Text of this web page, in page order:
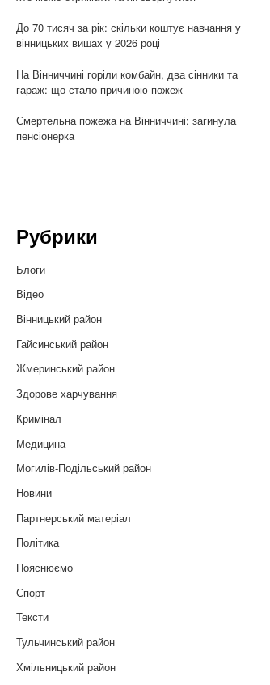
До 70 тисяч за рік: скільки коштує навчання у
вінницьких вишах у 2026 році
На Вінниччині горіли комбайн, два сінники та
гараж: що стало причиною пожеж
Смертельна пожежа на Вінниччині: загинула
пенсіонерка
Рубрики
Блоги
Відео
Вінницький район
Гайсинський район
Жмеринський район
Здорове харчування
Кримінал
Медицина
Могилів-Подільський район
Новини
Партнерський матеріал
Політика
Пояснюємо
Спорт
Тексти
Тульчинський район
Хмільницький район